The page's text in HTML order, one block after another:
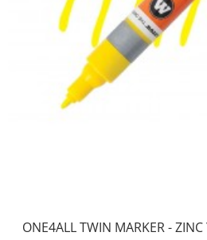
ONE4ALL TWIN MARKER - ZINC